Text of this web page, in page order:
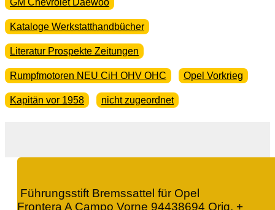
Kataloge Werkstatthandbücher
Literatur Prospekte Zeitungen
Rumpfmotoren NEU CiH OHV OHC Opel Vorkrieg
Kapitän vor 1958 nicht zugeordnet
Führungsstift Bremssattel für Opel
Frontera A Campo Vorne 94438694 Orig. +